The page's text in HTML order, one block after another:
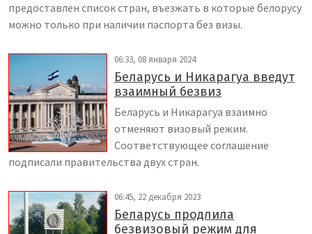
предоставлен список стран, въезжать в которые белорусу
можно только при наличии паспорта без визы.
06:33, 08 января 2024
Беларусь и Никарагуа введут
взаимный безвиз
Беларусь и Никарагуа взаимно
отменяют визовый режим.
Соответствующее соглашение
подписали правительства двух стран.
06:45, 22 декабря 2023
Беларусь продлила
безвизовый режим для